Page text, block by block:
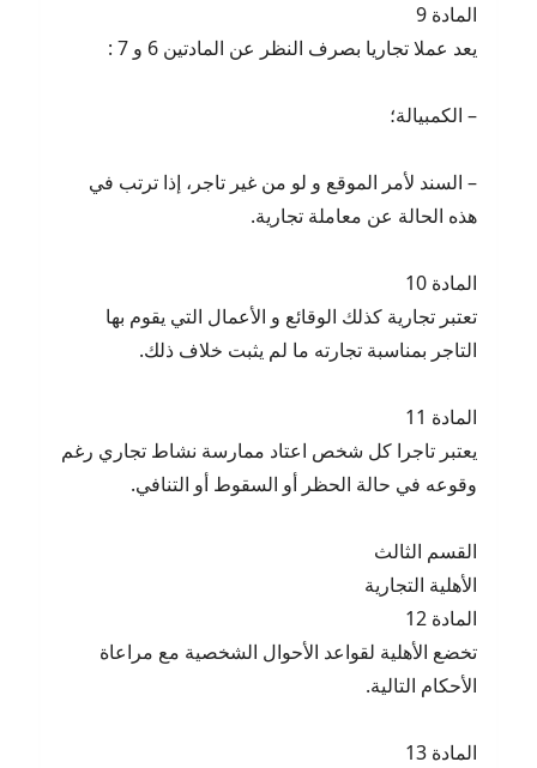
المادة 9
يعد عملا تجاريا بصرف النظر عن المادتين 6 و 7 :
– الكمبيالة؛
– السند لأمر الموقع و لو من غير تاجر، إذا ترتب في
هذه الحالة عن معاملة تجارية.
المادة 10
تعتبر تجارية كذلك الوقائع و الأعمال التي يقوم بها
التاجر بمناسبة تجارته ما لم يثبت خلاف ذلك.
المادة 11
يعتبر تاجرا كل شخص اعتاد ممارسة نشاط تجاري رغم
وقوعه في حالة الحظر أو السقوط أو التنافي.
القسم الثالث
الأهلية التجارية
المادة 12
تخضع الأهلية لقواعد الأحوال الشخصية مع مراعاة
الأحكام التالية.
المادة 13